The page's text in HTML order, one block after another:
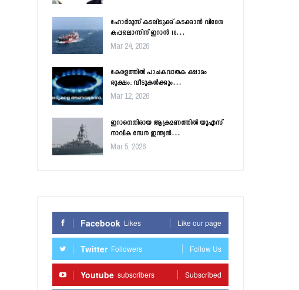
ഹോർമൂസ് കടലിടുക്ക് കടക്കാൻ വിദേശ
കപ്പലൊന്നിന് ഇറാൻ 18…
Mar 24, 2026
കേരളത്തിൽ പാചകവാതക ക്ഷാമം
രൂക്ഷം: വീടുകൾക്കും…
Mar 12, 2026
ഇറാനെതിരായ ആക്രമണത്തിൽ യുഎസ്
നാവിക സേന ഇന്ത്യൻ…
Mar 5, 2026
Facebook Likes Like our page
Twitter Followers Follow Us
Youtube subscribers Subscribed